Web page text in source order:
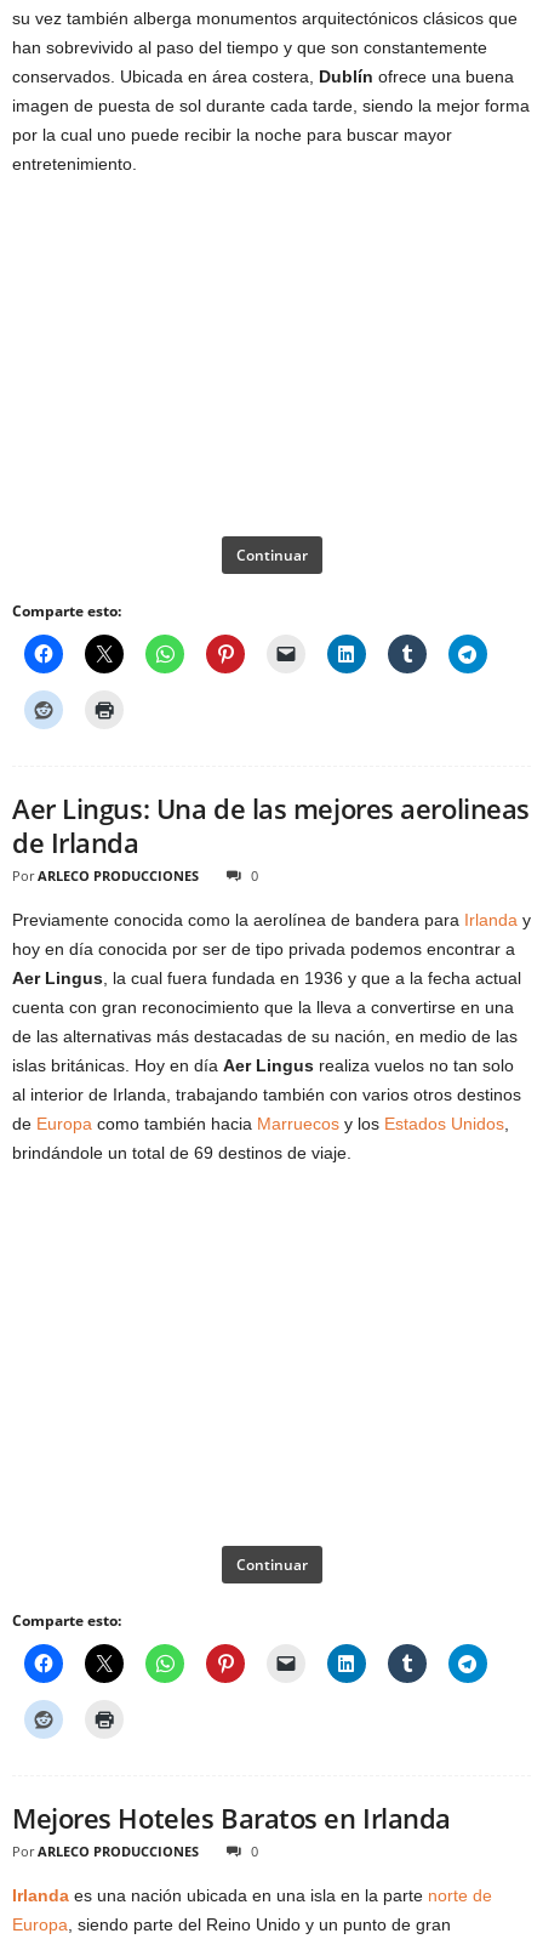
su vez también alberga monumentos arquitectónicos clásicos que
han sobrevivido al paso del tiempo y que son constantemente
conservados. Ubicada en área costera, Dublín ofrece una buena
imagen de puesta de sol durante cada tarde, siendo la mejor forma
por la cual uno puede recibir la noche para buscar mayor
entretenimiento.
Continuar
Comparte esto:
Aer Lingus: Una de las mejores aerolineas
de Irlanda
Por ARLECO PRODUCCIONES 0
Previamente conocida como la aerolínea de bandera para Irlanda y
hoy en día conocida por ser de tipo privada podemos encontrar a
Aer Lingus, la cual fuera fundada en 1936 y que a la fecha actual
cuenta con gran reconocimiento que la lleva a convertirse en una
de las alternativas más destacadas de su nación, en medio de las
islas británicas. Hoy en día Aer Lingus realiza vuelos no tan solo
al interior de Irlanda, trabajando también con varios otros destinos
de Europa como también hacia Marruecos y los Estados Unidos,
brindándole un total de 69 destinos de viaje.
Continuar
Comparte esto:
Mejores Hoteles Baratos en Irlanda
Por ARLECO PRODUCCIONES 0
Irlanda es una nación ubicada en una isla en la parte norte de
Europa , siendo parte del Reino Unido y un punto de gran